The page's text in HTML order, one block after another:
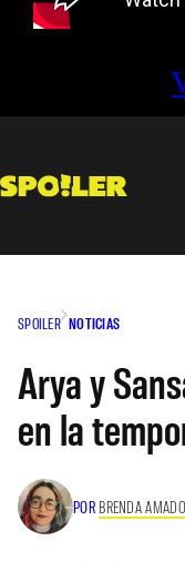
SPOILER NOTICIAS
Arya y
en la
POR BRENDA